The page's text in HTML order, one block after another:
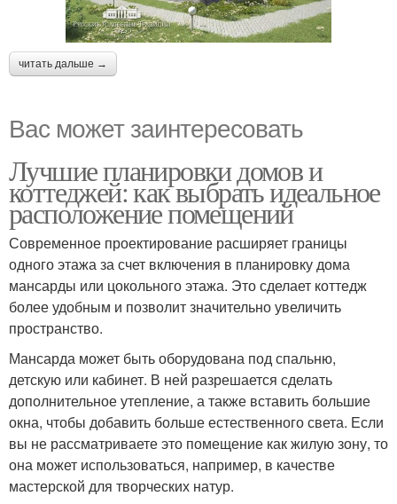
читать дальше →
Вас может заинтересовать
Лучшие планировки домов и
коттеджей: как выбрать идеальное
расположение помещений
Современное проектирование расширяет границы
одного этажа за счет включения в планировку дома
мансарды или цокольного этажа. Это сделает коттедж
более удобным и позволит значительно увеличить
пространство.
Мансарда может быть оборудована под спальню,
детскую или кабинет. В ней разрешается сделать
дополнительное утепление, а также вставить большие
окна, чтобы добавить больше естественного света. Если
вы не рассматриваете это помещение как жилую зону, то
она может использоваться, например, в качестве
мастерской для творческих натур.